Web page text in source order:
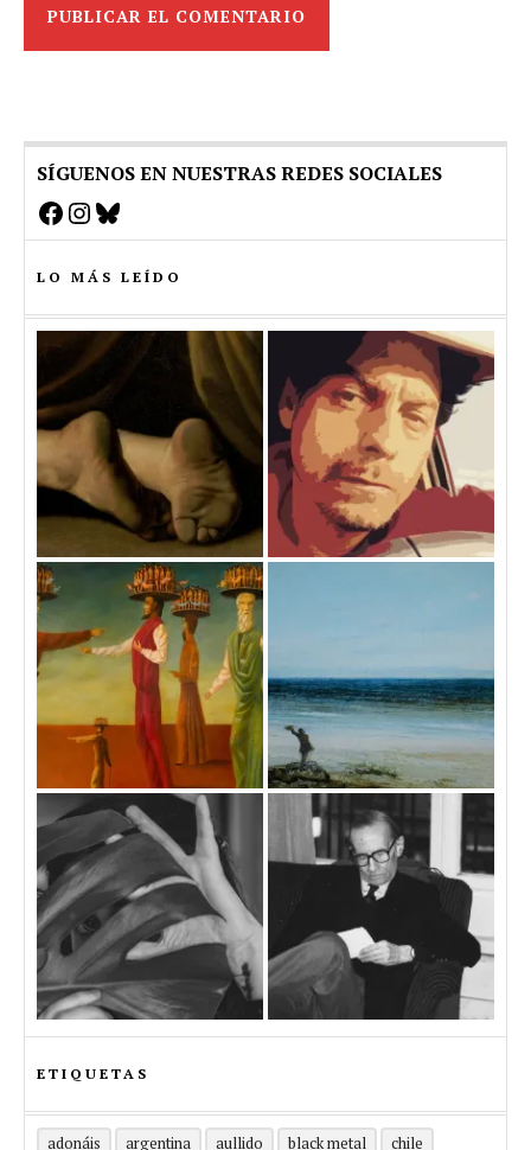
SÍGUENOS EN NUESTRAS REDES SOCIALES
Facebook
Instagram
Bluesky
LO MÁS LEÍDO
ETIQUETAS
adonáis argentina aullido black metal
chile